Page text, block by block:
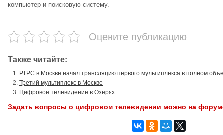
компьютер и поисковую систему.
Оцените публикацию
Также читайте:
РТРС в Москве начал трансляцию первого мультиплекса в полном
Третий мультиплекс в Москве
Цифровое телевидение в Озерах
Задать вопросы о цифровом телевидении можно на